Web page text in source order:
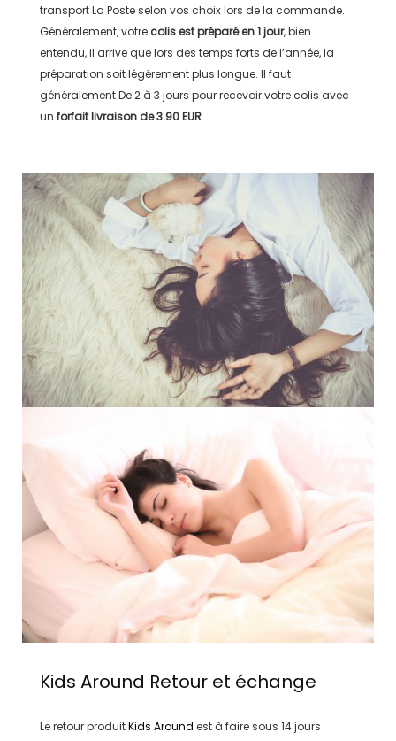
transportLa Posteselon vos choix lors de la commande.
Généralement, votre colis est préparé en1 jour, bien
entendu, il arrive que lors des temps forts de l’année, la
préparation soit légérement plus longue. Il faut
généralementDe 2 à 3 jours pour recevoir votre colis avec
un forfait livraison de3.90 EUR
Kids Around Retour et échange
Le retour produitKids Around est à faire sous 14 jours